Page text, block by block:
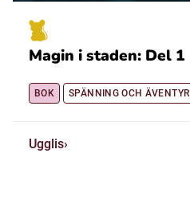
Magin i staden: Del 1
BOK SPÄNNING OCH ÄVENTYR
Ugglis